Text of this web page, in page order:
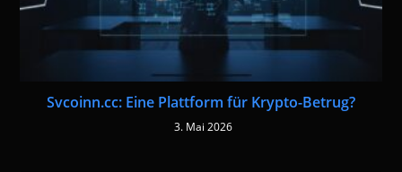
Svcoinn.cc: Eine Plattform für Krypto-Betrug?
3. Mai 2026